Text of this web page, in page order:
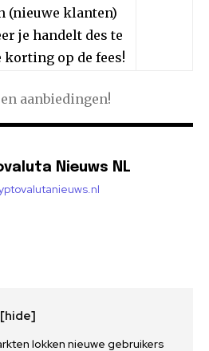
(nieuwe klanten)
je handelt des te
korting op de fees!
aanbiedingen!
Nieuws NL
[hide]
lokken nieuwe gebruikers